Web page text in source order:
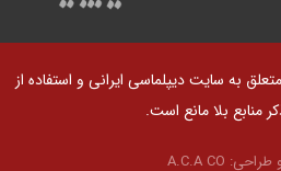
به سایت دیپلماسی ایرانی و استفاده از
منابع بلا مانع است.
طراحی: A.C.A CO